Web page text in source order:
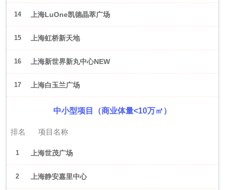
14 上海LuOne凯德晶萃广场
15 上海虹桥新天地
16 上海新世界新丸中心NEW
ONE
17 上海白玉兰广场
中小型项目（商业体量<10万㎡）
排名 项目名称
1 上海世茂广场
2 上海静安嘉里中心